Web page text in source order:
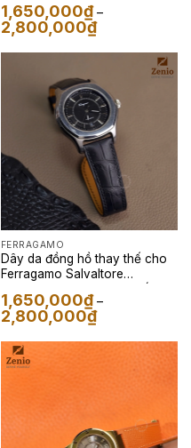
1,650,000₫ –
2,800,000₫Khoảng
giá:
1,650,000₫
2,800,000₫
FERRAGAMO
Dây da đồng hồ thay thế cho
Ferragamo Salvaltore
Màu Đen
1,650,000₫ –
2,800,000₫Khoảng
giá:
1,650,000₫
2,800,000₫